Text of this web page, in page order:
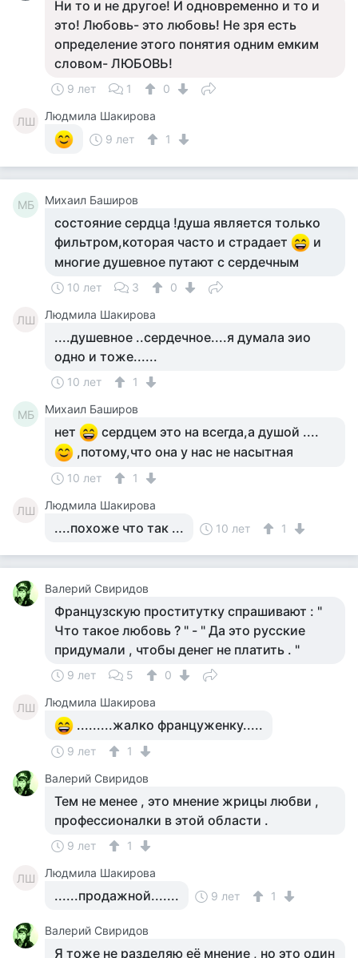
Ни то и не другое! И одновременно и то и
это! Любовь- это любовь! Не зря есть
определение этого понятия одним емким
словом- ЛЮБОВЬ!
9 лет 1 0
ЛШ
Людмила Шакирова
9 лет
1
МБ Михаил Баширов
состояние сердца !душа является только
фильтром,которая часто и страдает
и
многие душевное путают с сердечным
10 лет 3 0
ЛШ Людмила Шакирова
....душевное ..сердечное....я думала эио
одно и тоже......
10 лет 1
МБ Михаил Баширов
нет
сердцем это на всегда,а душой ....
,потому,что она у нас не насытная
10 лет 1
ЛШ Людмила Шакирова
....похоже что так ... 10 лет 1
Валерий Свиридов
Французскую проститутку спрашивают : "
Что такое любовь ? " - " Да это русские
придумали , чтобы денег не платить . "
9 лет 5 0
ЛШ Людмила Шакирова
.........жалко француженку.....
9 лет
1
Валерий Свиридов
Тем не менее , это мнение жрицы любви ,
профессионалки в этой области .
9 лет 1
ЛШ Людмила Шакирова
......продажной....... 9 лет 1
Валерий Свиридов
Я тоже не разделяю её мнение , но это один